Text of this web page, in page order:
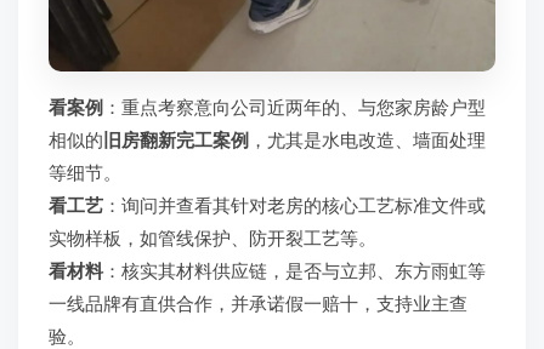
看案例 ：重点考察意向公司近两年的、与您家房龄户型
相似的 旧房翻新完工案例 ，尤其是水电改造、墙面处理
等细节。
看工艺 ：询问并查看其针对老房的核心工艺标准文件或
实物样板，如管线保护、防开裂工艺等。
看材料 ：核实其材料供应链，是否与立邦、东方雨虹等
一线品牌有直供合作，并承诺假一赔十，支持业主查
验。